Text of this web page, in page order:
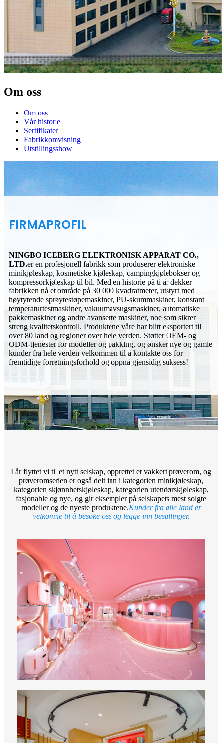
Om oss
Om oss
Vår historie
Sertifikater
Fabrikkomvisning
Utstillingsshow
FIRMAPROFIL
NINGBO ICEBERG ELEKTRONISK APPARAT CO.,
LTD.er en profesjonell fabrikk som produserer elektroniske
minikjøleskap, kosmetiske kjøleskap, campingkjølebokser og
kompressorkjøleskap til bil. Med en historie på ti år dekker
fabrikken nå et område på 30 000 kvadratmeter, utstyrt med
høytytende sprøytestøpemaskiner, PU-skummaskiner, konstant
temperaturtestmaskiner, vakuumavsugsmaskiner, automatiske
pakkemaskiner og andre avanserte maskiner, noe som sikrer
streng kvalitetskontroll. Produktene våre har blitt eksportert til
over 80 land og regioner over hele verden. Støtter OEM- og
ODM-tjenester for modeller og pakking, og ønsker nye og gamle
kunder fra hele verden velkommen til å kontakte oss for
fremtidige forretningsforhold og oppnå gjensidig suksess!
I år flyttet vi til et nytt selskap, opprettet et vakkert prøverom, og
prøveromserien er også delt inn i kategorien minikjøleskap,
kategorien skjønnhetskjøleskap, kategorien utendørskjøleskap,
fasjonable og nye, og gir eksempler på selskapets mest solgte
modeller og de nyeste produktene.Kunder fra alle land er
velkomne til å besøke oss og legge inn bestillinger.